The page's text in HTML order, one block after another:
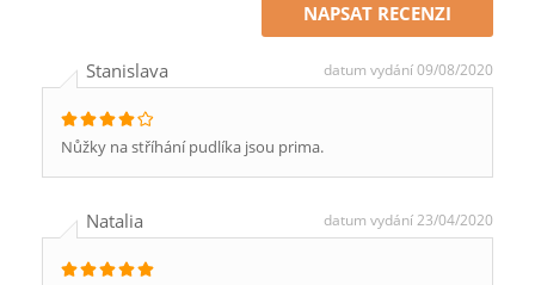
NAPSAT RECENZI
Stanislava datum vydání 09/08/2020
Nůžky na stříhání pudlíka jsou prima.
Natalia datum vydání 23/04/2020